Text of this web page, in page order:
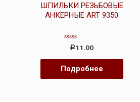
ШПИЛЬКИ РЕЗЬБОВЫЕ
АНКЕРНЫЕ ART 9350
Оценка
из
5
Р11.00
Подробнее